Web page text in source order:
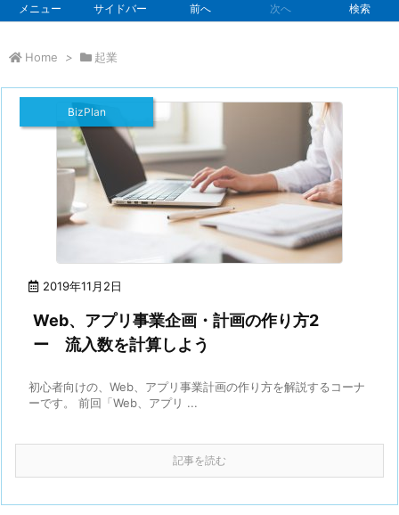
メニュー サイドバー 前へ 次へ 検索
Home > 起業
2019年11月2日
BizPlan
Web、アプリ事業企画・計画の作り方2
ー 流入数を計算しよう
初心者向けの、Web、アプリ事業計画の作り方を解説するコーナ
ーです。 前回「Web、アプリ ...
記事を読む